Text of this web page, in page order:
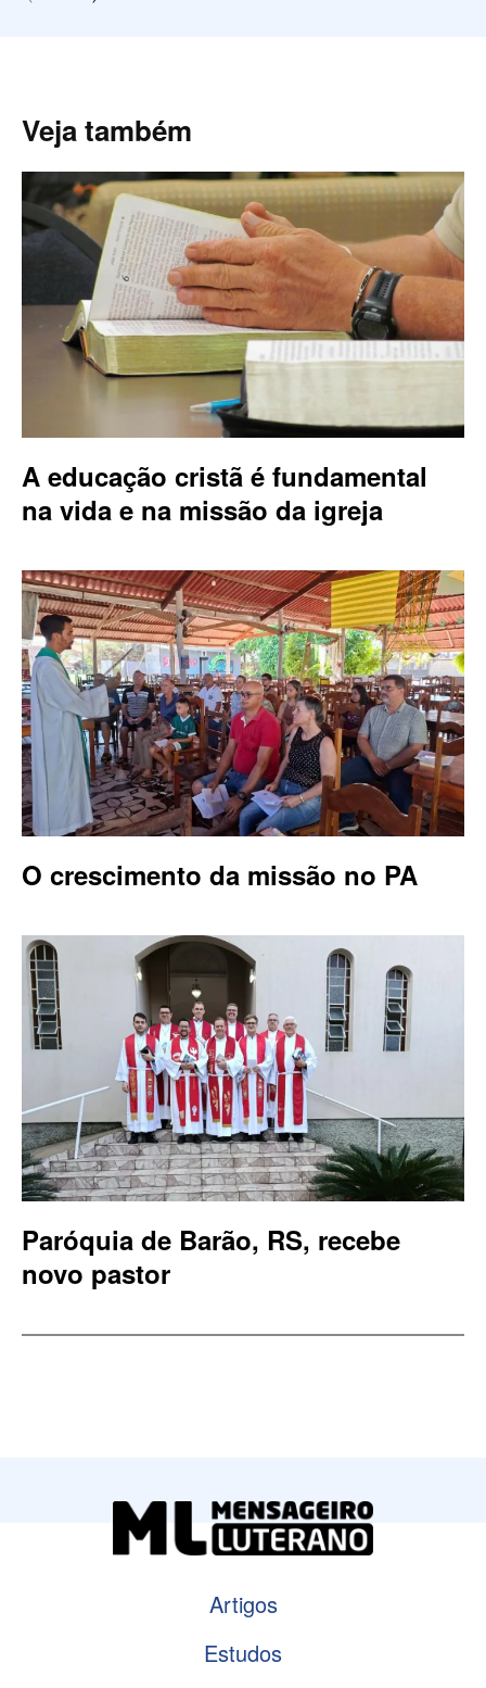
Veja também
A educação cristã é fundamental
na vida e na missão da igreja
O crescimento da missão no PA
Paróquia de Barão, RS, recebe
novo pastor
Artigos
Estudos